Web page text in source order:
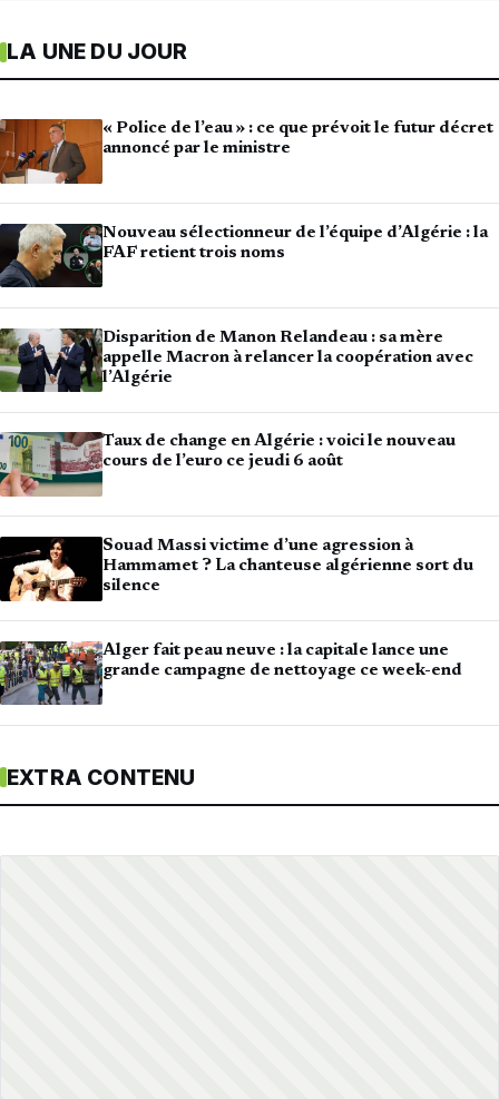
LA UNE DU JOUR
« Police de l’eau » : ce que prévoit le futur décret
annoncé par le ministre
Nouveau sélectionneur de l’équipe d’Algérie : la
FAF retient trois noms
Disparition de Manon Relandeau : sa mère
appelle Macron à relancer la coopération avec
l’Algérie
Taux de change en Algérie : voici le nouveau
cours de l’euro ce jeudi 6 août
Souad Massi victime d’une agression à
Hammamet ? La chanteuse algérienne sort du
silence
Alger fait peau neuve : la capitale lance une
grande campagne de nettoyage ce week-end
EXTRA CONTENU